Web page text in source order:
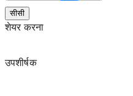
सीसी
शेयर करना
उपशीर्षक